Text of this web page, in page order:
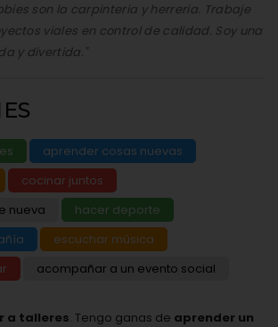
son la carpinteria y herreria. Trabaje
viales en control de calidad. Soy una
y divertida."
aprender cosas nuevas
cocinar juntos
nueva
hacer deporte
escuchar música
acompañar a un evento social
a talleres. Tengo ganas de aprender un